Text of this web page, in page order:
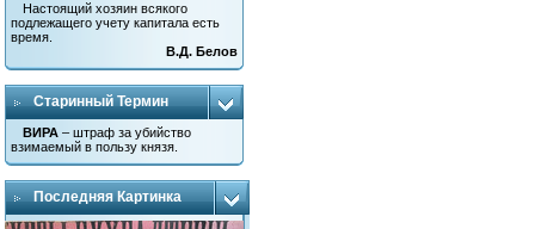
Настоящий хозяин всякого
подлежащего учету капитала есть
время.
В.Д. Белов
Старинный Термин
ВИРА – штраф за убийство
взимаемый в пользу князя.
Последняя Картинка